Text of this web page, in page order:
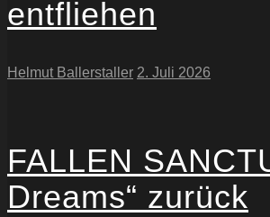
entfliehen
Helmut Ballerstaller 2. Juli 2026
FALLEN
Dreams“ zurück